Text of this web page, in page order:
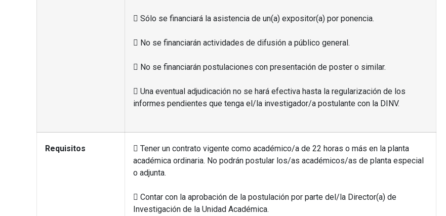
 Sólo se financiará la asistencia de un(a) expositor(a) por ponencia.
 No se financiarán actividades de difusión a público general.
 No se financiarán postulaciones con presentación de poster o similar.
 Una eventual adjudicación no se hará efectiva hasta la regularización de los
informes pendientes que tenga el/la investigador/a postulante con la DINV.
Requisitos
 Tener un contrato vigente como académico/a de 22 horas o más en la planta
académica ordinaria. No podrán postular los/as académicos/as de planta especial
o adjunta.
 Contar con la aprobación de la postulación por parte del/la Director(a) de
Investigación de la Unidad Académica.